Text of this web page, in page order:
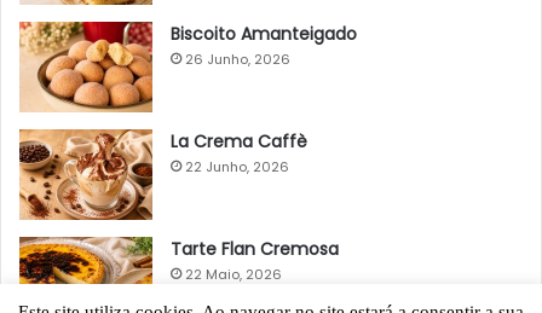
Biscoito Amanteigado
26 Junho, 2026
La Crema Caffè
22 Junho, 2026
Tarte Flan Cremosa
22 Maio, 2026